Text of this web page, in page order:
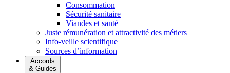
Consommation
Sécurité sanitaire
Viandes et santé
Juste rémunération et attractivité des métiers
Info-veille scientifique
Sources d’information
Accords
& Guides